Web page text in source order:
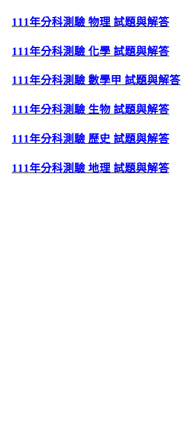
111年分科測驗 物理 試題與解答
111年分科測驗 化學 試題與解答
111年分科測驗 數學甲 試題與解答
111年分科測驗 生物 試題與解答
111年分科測驗 歷史 試題與解答
111年分科測驗 地理 試題與解答